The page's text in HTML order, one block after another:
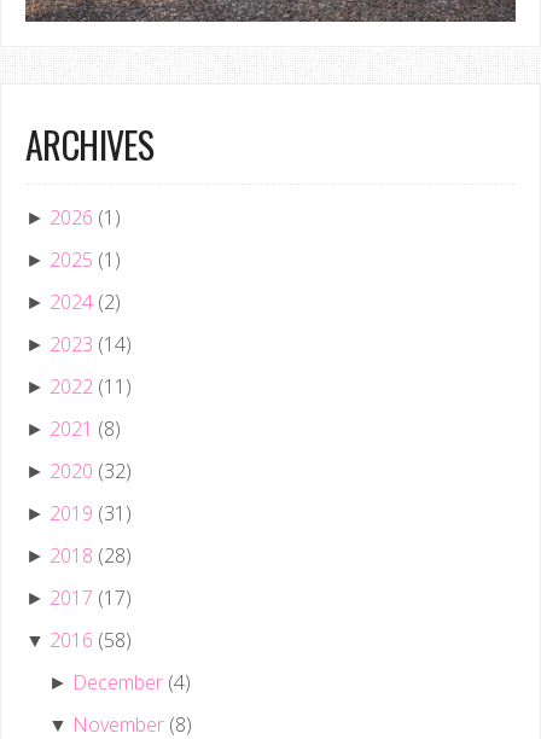
ARCHIVES
► 2026 (1)
► 2025 (1)
► 2024 (2)
► 2023 (14)
► 2022 (11)
► 2021 (8)
► 2020 (32)
► 2019 (31)
► 2018 (28)
► 2017 (17)
▼ 2016 (58)
► December (4)
▼ November (8)